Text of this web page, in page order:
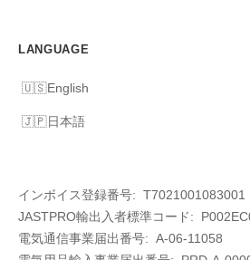
LANGUAGE
English
日本語
インボイス登録番号: T7021001083001
JASTPRO輸出入者標準コード:
電気通信事業届出番号: A-06-11058